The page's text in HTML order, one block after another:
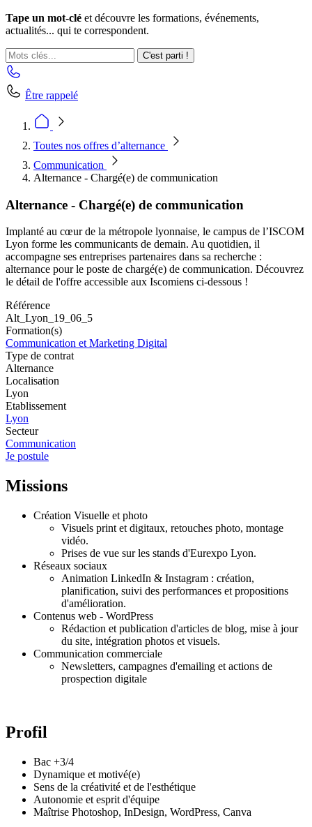
Tape un mot-clé et découvre les formations, événements,
actualités... qui te correspondent.
C'est parti !
Être rappelé
Toutes nos offres d’alternance
Communication
Alternance - Chargé(e) de communication
Alternance - Chargé(e) de communication
Implanté au cœur de la métropole lyonnaise, le campus de l’ISCOM
Lyon forme les communicants de demain. Au quotidien, il
accompagne ses entreprises partenaires dans sa recherche :
alternance pour le poste de chargé(e) de communication. Découvrez
le détail de l'offre accessible aux Iscomiens ci-dessous !
Référence
Alt_Lyon_19_06_5
Formation(s)
Communication et Marketing Digital
Type de contrat
Alternance
Localisation
Lyon
Etablissement
Lyon
Secteur
Communication
Je postule
Missions
Création Visuelle et photo
Visuels print et digitaux, retouches photo, montage
vidéo.
Prises de vue sur les stands d'Eurexpo Lyon.
Réseaux sociaux
Animation LinkedIn & Instagram : création,
planification, suivi des performances et propositions
d'amélioration.
Contenus web - WordPress
Rédaction et publication d'articles de blog, mise à jour
du site, intégration photos et visuels.
Communication commerciale
Newsletters, campagnes d'emailing et actions de
prospection digitale
Profil
Bac +3/4
Dynamique et motivé(e)
Sens de la créativité et de l'esthétique
Autonomie et esprit d'équipe
Maîtrise Photoshop, InDesign, WordPress, Canva